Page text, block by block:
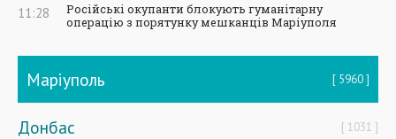
11:28
Російські окупанти блокують гуманітарну
операцію з порятунку мешканців Маріуполя
Маріуполь 5960
Донбас 1031